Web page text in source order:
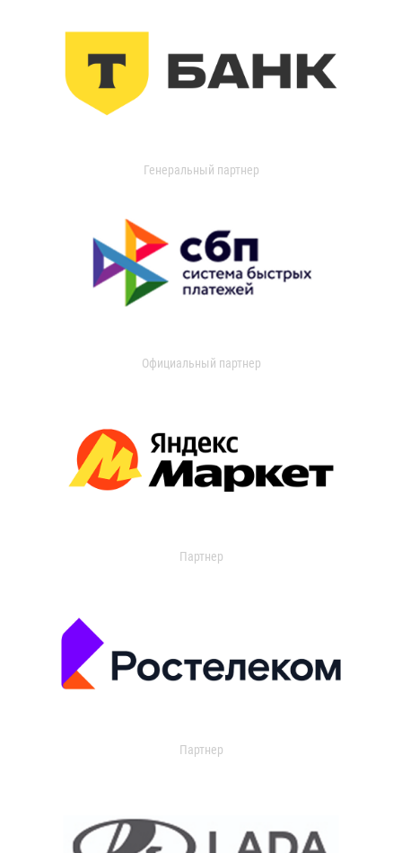
Генеральный партнер
Официальный партнер
Партнер
Партнер